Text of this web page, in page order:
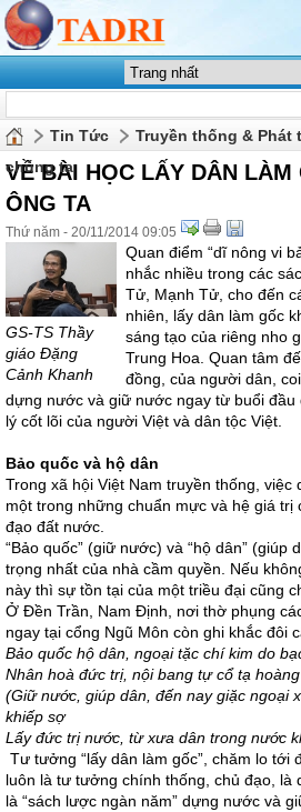
Tin Tức Truyền thống & Phát
chúng ta
VỀ BÀI HỌC LẤY DÂN LÀM
ÔNG TA
Thứ năm - 20/11/2014 09:05
GS-TS Thầy
giáo Đặng
Cảnh Khanh
Quan điểm “dĩ nông vi
nhắc nhiều trong các
Tử, Mạnh Tử, cho đến
nhiên, lấy dân làm gốc
sáng tạo của riêng nho
Trung Hoa. Quan tâm
đồng, của người dân,
dựng nước và giữ nước ngay từ buổi đầu
lý cốt lõi của người Việt và dân tộc Việt.
Bảo quốc và hộ dân
Trong xã hội Việt Nam truyền thống,
một trong những chuẩn mực và hệ giá trị
đạo đất nước.
“Bảo quốc” (giữ nước) và “hộ dân” (giúp
trọng nhất của nhà cầm quyền. Nếu
này thì sự tồn tại của một triều đại cũng
Ở Đền Trần, Nam Định, nơi thờ phụng
ngay tại cổng Ngũ Môn còn ghi khắc đôi
Bảo quốc hộ dân, ngoại tặc chí kim do
Nhân hoà đức trị, nội bang tự cổ tạ
(Giữ nước, giúp dân, đến nay giặc ngoại
khiếp sợ
Lấy đức trị nước, từ xưa dân trong nước
Tư tưởng “lấy dân làm gốc”, chăm lo tới
luôn là tư tưởng chính thống, chủ đạo, là
là “sách lược ngàn năm” dựng nước và